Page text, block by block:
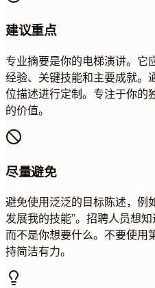
建议重点
专业摘要是你的电梯演讲。它
经验、关键技能和主要成就。
位描述进行定制。专注于你的
的价值。
尽量避免
避免使用泛泛的目标陈述，例
发展我的技能”。招聘人员想
而不是你想要什么。不要使用
持简洁有力。